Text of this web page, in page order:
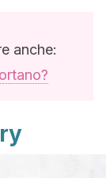
anche: